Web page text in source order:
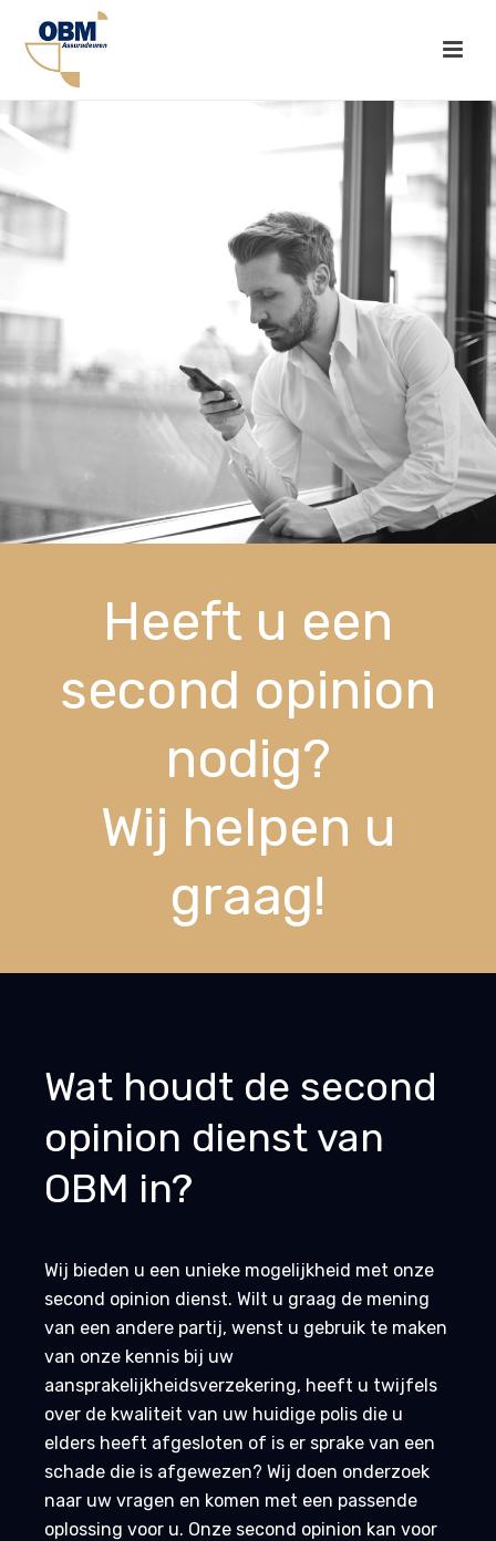
Heeft u een
second opinion
nodig?
Wij helpen u
graag!
Wat houdt de second
opinion dienst van
OBM in?
Wij bieden u een unieke mogelijkheid met onze
second opinion dienst. Wilt u graag de mening
van een andere partij, wenst u gebruik te maken
van onze kennis bij uw
aansprakelijkheidsverzekering, heeft u twijfels
over de kwaliteit van uw huidige polis die u
elders heeft afgesloten of is er sprake van een
schade die is afgewezen? Wij doen onderzoek
naar uw vragen en komen met een passende
oplossing voor u. Onze second opinion kan voor